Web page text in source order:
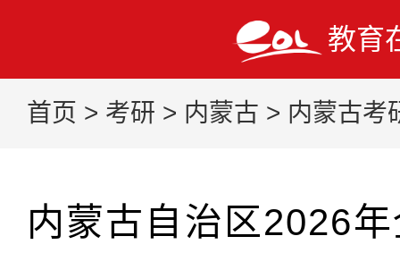
教育
首页 > 考研 > 内蒙古 > 内蒙古考
内蒙古自治区2026